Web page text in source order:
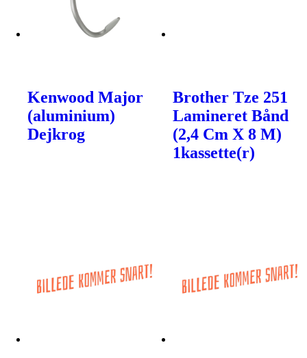
Kenwood Major
(aluminium)
Dejkrog
Brother Tze 251
Lamineret Bånd
(2,4 Cm X 8 M)
1kassette(r)